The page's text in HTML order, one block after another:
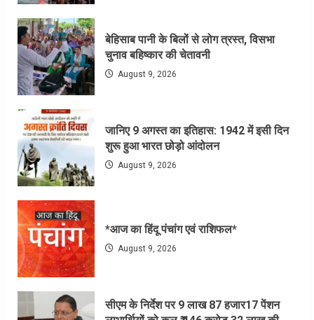
बेहिसाब पानी के बिलों से लोग त्रस्त, विसभा
चुनाव बहिष्कार की चेतावनी
August 9, 2026
जानिए 9 अगस्त का इतिहास: 1942 में इसी दिन
शुरू हुआ भारत छोड़ो आंदोलन
August 9, 2026
*आज का हिंदू पंचांग एवं राशिफल*
August 9, 2026
सीएम के निर्देश पर 9 लाख 87 हजार17 पेंशन